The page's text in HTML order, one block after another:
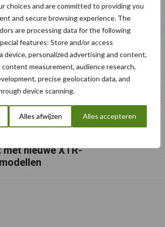
choices and are committed to providing you
and secure browsing experience. The
are processing data for the following
features: Store and/or access
device, personalized advertising and content,
measurement, audience research,
precise geolocation data, and
device scanning.
Alles afwijzen Alles accepteren
nieuwe XTR-